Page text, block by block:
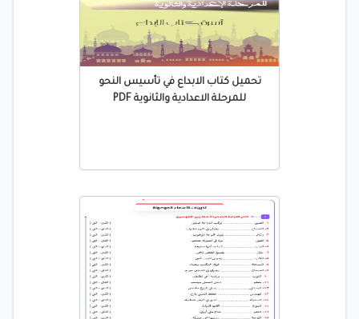
تحميل كتاب الابداع في تأسيس النحو
للمرحلة الاعدادية والثانوية PDF